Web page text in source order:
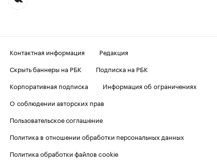
Контактная информация
Редакция
Скрыть баннеры на РБК
Подписка на РБК
Корпоративная подписка
Информация об ограничениях
О соблюдении авторских прав
Пользовательское соглашение
Политика в отношении обработки персональных данных
Политика обработки файлов cookie